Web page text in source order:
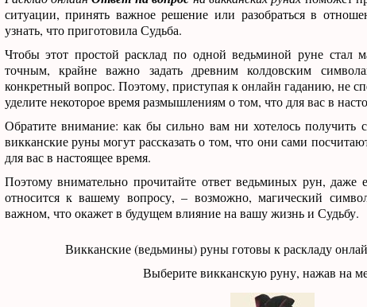
ситуации, принять важное решение или разобраться в
узнать, что приготовила Судьба.
Чтобы этот простой расклад по одной ведьминой руне стал
точным, крайне важно задать древним колдовским
конкретный вопрос. Поэтому, приступая к онлайн гаданию, не
уделите некоторое время размышлениям о том, что для вас в
Обратите внимание: как бы сильно вам ни хотелось получить
викканские руны могут рассказать о том, что они сами
для вас в настоящее время.
Поэтому внимательно прочитайте ответ ведьминых рун, даже
относится к вашему вопросу, – возможно, магический
важном, что окажет в будущем влияние на вашу жизнь и Судьбу.
Викканские (ведьмины) руны готовы к раскладу
Выберите викканскую руну, нажав на